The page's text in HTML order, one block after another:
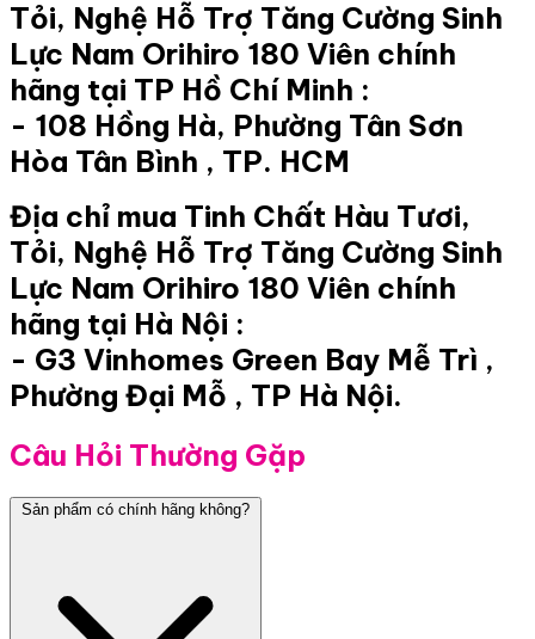
Tỏi, Nghệ Hỗ Trợ Tăng Cường Sinh
Lực Nam Orihiro 180 Viên chính
hãng tại TP Hồ Chí Minh :
- 108 Hồng Hà, Phường Tân Sơn
Hòa Tân Bình , TP. HCM
Địa chỉ mua Tinh Chất Hàu Tươi,
Tỏi, Nghệ Hỗ Trợ Tăng Cường Sinh
Lực Nam Orihiro 180 Viên chính
hãng tại Hà Nội :
- G3 Vinhomes Green Bay Mễ Trì ,
Phường Đại Mỗ , TP Hà Nội.
Câu Hỏi Thường Gặp
Sản phẩm có chính hãng không?